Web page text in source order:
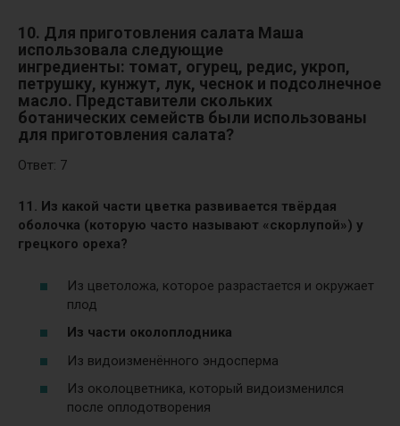
10. Для приготовления салата Маша
использовала следующие
ингредиенты: томат, огурец, редис, укроп,
петрушку, кунжут, лук, чеснок и подсолнечное
масло. Представители скольких
ботанических семейств были использованы
для приготовления салата?
Ответ: 7
11. Из какой части цветка развивается твёрдая
оболочка (которую часто называют «скорлупой») у
грецкого ореха?
Из цветоложа, которое разрастается и окружает
плод
Из части околоплодника
Из видоизменённого эндосперма
Из околоцветника, который видоизменился
после оплодотворения